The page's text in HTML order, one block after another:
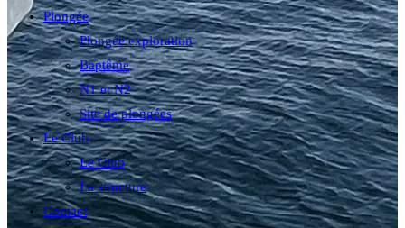
Plongée
Plongée exploration
Baptême
N1 et N2
Site de plongées
Le Club
Le Club
La structure
Contact